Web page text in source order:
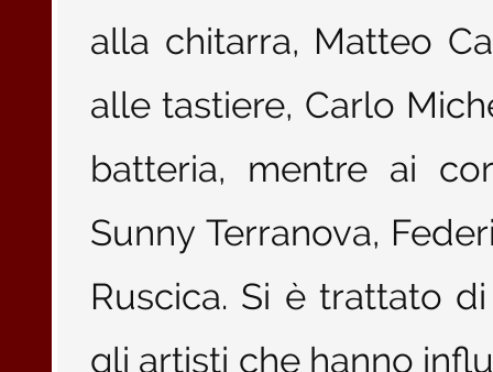
alla chitarra, Matteo
alle tastiere, Carlo
batteria, mentre ai
Sunny Terranova,
Ruscica. Si è trattato
gli artisti che hanno